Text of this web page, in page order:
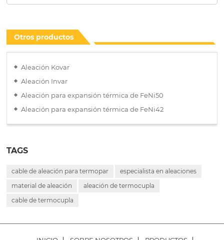
Otros productos
Aleación Kovar
Aleación Invar
Aleación para expansión térmica de FeNi50
Aleación para expansión térmica de FeNi42
TAGS
cable de aleación para termopar
especialista en aleaciones
material de aleación
aleación de termocupla
cable de termocupla